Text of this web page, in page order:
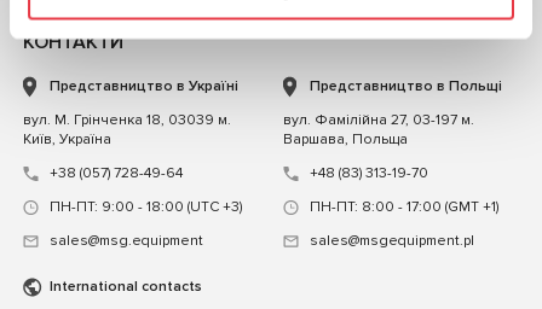
КОНТАКТИ
Представництво в Україні
вул. М. Грінченка 18, 03039 м.
Київ, Україна
+38 (057) 728-49-64
ПН-ПТ: 9:00 - 18:00 (UTC +3)
sales@msg.equipment
Представництво в Польщі
вул. Фамілійна 27, 03-197 м.
Варшава, Польща
+48 (83) 313-19-70
ПН-ПТ: 8:00 - 17:00 (GMT +1)
sales@msgequipment.pl
International contacts